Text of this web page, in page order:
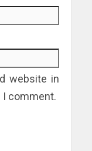
website in
comment.